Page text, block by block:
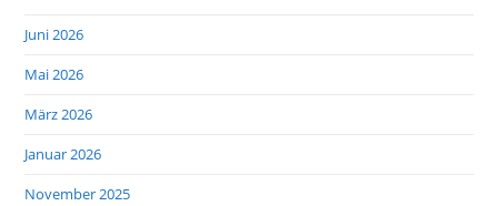
Juni 2026
Mai 2026
März 2026
Januar 2026
November 2025